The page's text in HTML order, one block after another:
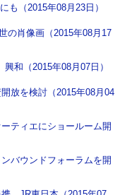
も（2015年08月23日）
の肖像画（2015年08月17
和（2015年08月07日）
放を検討（2015年08月04
ティエにショールーム開
バウンドフォーラムを開